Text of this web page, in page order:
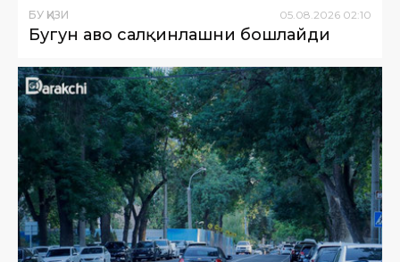
БУ ҚИЗИҚ 05 08 2026 02:10
Бугун ҳаво салқинлашни бошлайди